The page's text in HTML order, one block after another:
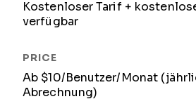
Kostenloser Tarif +
verfügbar
Ab $10/Benutzer/Monat
Abrechnung)